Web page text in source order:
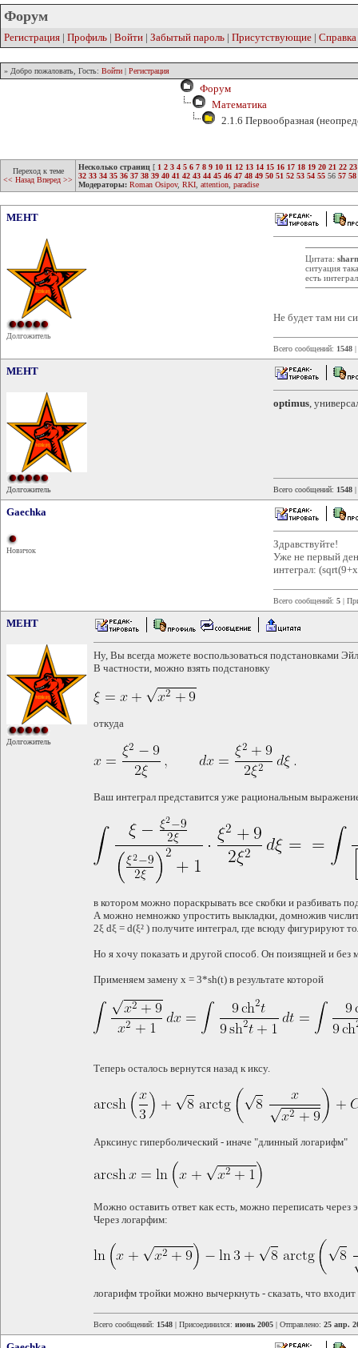
Форум
Регистрация | Профиль | Войти | Забытый пароль | Присутствующие | Справка
» Добро пожаловать, Гость: Войти | Регистрация
Форум
Математика
2.1.6 Первообразная
Переход к теме
<< Назад Вперед >>
Несколько страниц [ 1 2 3 4 5 6 7 8 9 10 11 12 13 14 15 16 17 18 19 20 21 22 23
32 33 34 35 36 37 38 39 40 41 42 43 44 45 46 47 48 49 50 51 52 53 54 55 56 57 58
Модераторы: Roman Osipov, RKI attention paradise
MEHT
Долгожитель
Цитата:
ситуация
есть
Не будет там ни
Всего сообщений: 1548 |
MEHT
Долгожитель
optimus,
Всего сообщений: 1548 |
Gaechka
Новичок
Здравствуйте!
Уже не первый
интеграл:
Всего сообщений: 5 |
MEHT
Долгожитель
Ну, Вы всегда можете воспользоваться подстановками
В частности, можно взять подстановку
откуда
Ваш интеграл представится уже рациональным
в котором можно пораскрывать все скобки и разбивать
А можно немножко упростить выкладки, домножив
2ξ dξ = d(ξ² ) получите интеграл, где всюду фигурируют
Но я хочу показать и другой способ. Он поизящней и без
Применяем замену x = 3*sh(t) в результате которой
Теперь осталось вернутся назад к иксу.
Арксинус гиперболический - иначе "длинный логарифм"
Можно оставить ответ как есть, можно переписать через
Через логарфим:
логарифм тройки можно вычеркнуть - сказать, что входит
Всего сообщений: 1548 | Присоединился: июнь 2005 | Отправлено: 25 апр.